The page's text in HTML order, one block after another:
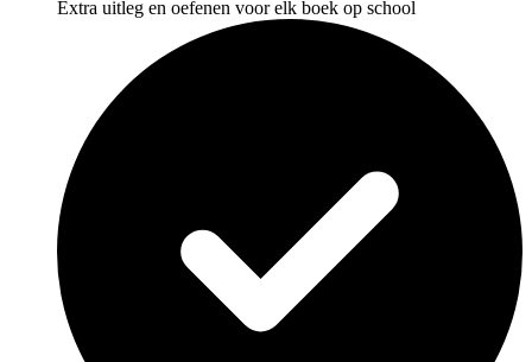
Extra uitleg en oefenen voor elk boek op school